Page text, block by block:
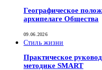
Географическое
архипелаге Общества
09.06.2026
Стиль жизни
Практическое
методике SMART